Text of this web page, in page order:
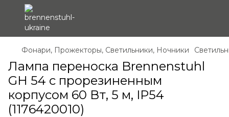
Фонари, Прожекторы, Светильники, Ночники
Лампа переноска Brennenstuhl
GH 54 с прорезиненным
корпусом 60 Вт, 5 м, IP54
(1176420010)